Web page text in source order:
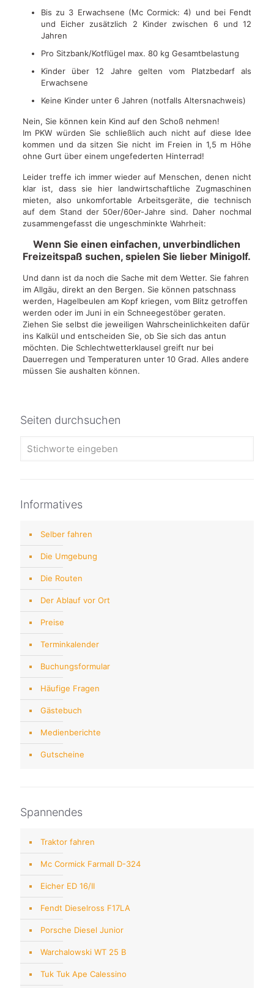
Bis zu 3 Erwachsene (Mc Cormick: 4) und bei Fendt
und Eicher zusätzlich 2 Kinder zwischen 6 und 12
Jahren
Pro Sitzbank/Kotflügel max. 80 kg Gesamtbelastung
Kinder über 12 Jahre gelten vom Platzbedarf als
Erwachsene
Keine Kinder unter 6 Jahren (notfalls Altersnachweis)
Nein, Sie können kein Kind auf den Schoß nehmen!
Im PKW würden Sie schließlich auch nicht auf diese Idee
kommen und da sitzen Sie nicht im Freien in 1,5 m Höhe
ohne Gurt über einem ungefederten Hinterrad!
Leider treffe ich immer wieder auf Menschen, denen nicht
klar ist, dass sie hier landwirtschaftliche Zugmaschinen
mieten, also unkomfortable Arbeitsgeräte, die technisch
auf dem Stand der 50er/60er-Jahre sind. Daher nochmal
zusammengefasst die ungeschminkte Wahrheit:
Wenn Sie einen einfachen, unverbindlichen
Freizeitspaß suchen, spielen Sie lieber Minigolf.
Und dann ist da noch die Sache mit dem Wetter. Sie fahren
im Allgäu, direkt an den Bergen. Sie können patschnass
werden, Hagelbeulen am Kopf kriegen, vom Blitz getroffen
werden oder im Juni in ein Schneegestöber geraten.
Ziehen Sie selbst die jeweiligen Wahrscheinlichkeiten dafür
ins Kalkül und entscheiden Sie, ob Sie sich das antun
möchten. Die Schlechtwetterklausel greift nur bei
Dauerregen und Temperaturen unter 10 Grad. Alles andere
müssen Sie aushalten können.
Seiten durchsuchen
Informatives
Selber fahren
Die Umgebung
Die Routen
Der Ablauf vor Ort
Preise
Terminkalender
Buchungsformular
Häufige Fragen
Gästebuch
Medienberichte
Gutscheine
Spannendes
Traktor fahren
Mc Cormick Farmall D-324
Eicher ED 16/II
Fendt Dieselross F17LA
Porsche Diesel Junior
Warchalowski WT 25 B
Tuk Tuk Ape Calessino